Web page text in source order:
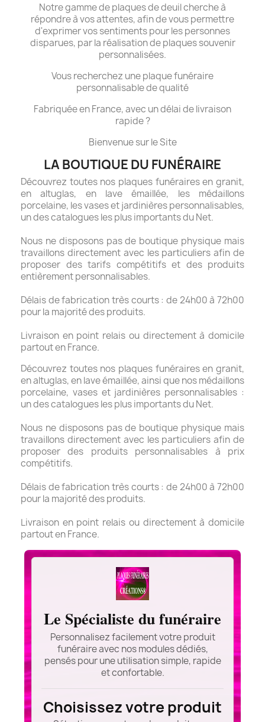
Notre gamme de plaques de deuil cherche à
répondre à vos attentes, afin de vous permettre
d'exprimer vos sentiments pour les personnes
disparues, par la réalisation de plaques souvenir
personnalisées.
Vous recherchez une plaque funéraire
personnalisable de qualité
Fabriquée en France, avec un délai de livraison
rapide ?
Bienvenue sur le Site
LA BOUTIQUE DU FUNÉRAIRE
Découvrez toutes nos plaques funéraires en granit,
en altuglas, en lave émaillée, les médaillons
porcelaine, les vases et jardinières personnalisables,
un des catalogues les plus importants du Net.
Nous ne disposons pas de boutique physique mais
travaillons directement avec les particuliers afin de
proposer des tarifs compétitifs et des produits
entièrement personnalisables.
Délais de fabrication très courts : de 24h00 à 72h00
pour la majorité des produits.
Livraison en point relais ou directement à domicile
partout en France.
Découvrez toutes nos plaques funéraires en granit,
en altuglas, en lave émaillée, ainsi que nos médaillons
porcelaine, vases et jardinières personnalisables :
un des catalogues les plus importants du Net.
Nous ne disposons pas de boutique physique mais
travaillons directement avec les particuliers afin de
proposer des produits personnalisables à prix
compétitifs.
Délais de fabrication très courts : de 24h00 à 72h00
pour la majorité des produits.
Livraison en point relais ou directement à domicile
partout en France.
Le Spécialiste du funéraire
Personnalisez facilement votre produit
funéraire avec nos modules dédiés,
pensés pour une utilisation simple, rapide
et confortable.
Choisissez votre produit